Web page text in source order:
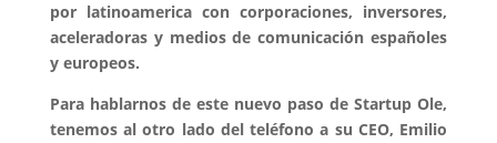
por latinoamerica con corporaciones, inversores,
aceleradoras y medios de comunicación españoles
y europeos.
Para hablarnos de este nuevo paso de Startup Ole,
tenemos al otro lado del teléfono a su CEO, Emilio